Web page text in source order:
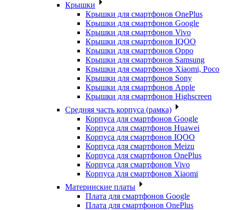
Крышки
Крышки для смартфонов OnePlus
Крышки для смартфонов Google
Крышки для смартфонов Vivo
Крышки для смартфонов IQOO
Крышки для смартфонов Oppo
Крышки для смартфонов Samsung
Крышки для смартфонов Xiaomi, Poco
Крышки для смартфонов Sony
Крышки для смартфонов Apple
Крышки для смартфонов Highscreen
Средняя часть корпуса (рамка)
Корпуса для смартфонов Google
Корпуса для смартфонов Huawei
Корпуса для смартфонов IQOO
Корпуса для смартфонов Meizu
Корпуса для смартфонов OnePlus
Корпуса для смартфонов Vivo
Корпуса для смартфонов Xiaomi
Материнские платы
Плата для смартфонов Google
Плата для смартфонов OnePlus